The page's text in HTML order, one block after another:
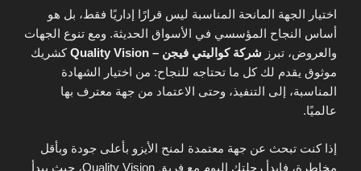
اختيار الجهة المانحة المناسبة ليس قرارًا إداريًا فقط، بل هو
أساس النجاح المؤسسي في الأسواق الحديثة. ومع تنوع الجهات
والعروض، تبرز شركة كواليتي فيجن – Quality Vision
كشريك
موثوق يقدم لك كل ما تحتاجه للنجاح: من اختيار الشهادة
المناسبة، إلى التنفيذ، وحتى الاعتماد من جهة معترف بها
عالميًا.
إذا كنت تبحث عن جهة معتمدة لمنح الأيزو بأعلى جودة وبأقل
مخاطرة، فابدأ رحلتك اليوم مع فريق Quality Vision، حيث يبدأ